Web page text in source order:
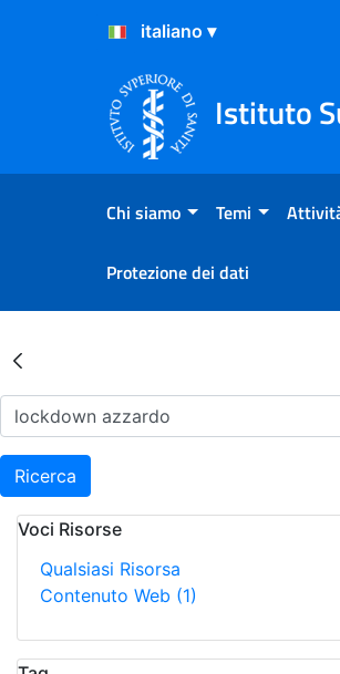
Salta al Contenuto
Salta al Footer
Istituto
Chi siamo Temi
Protezione dei dati
Risultati della
Ricerca
Voci Risorse
Qualsiasi Risorsa
Contenuto Web (1)